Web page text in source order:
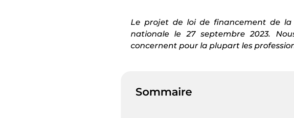
Le projet de loi de financement de la
nationale le 27 septembre 2023.
concernent pour la plupart les
Sommaire